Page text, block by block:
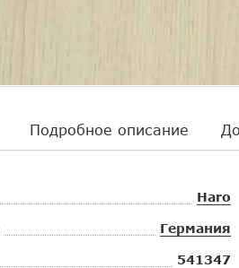
Подробное описание
Haro
Германия
541347